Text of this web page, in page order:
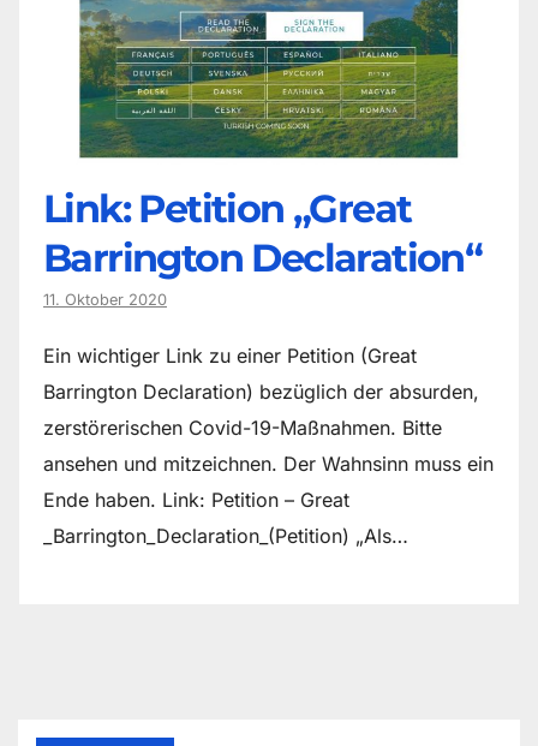
Link: Petition „Great
Barrington Declaration“
11. Oktober 2020
Ein wichtiger Link zu einer Petition (Great
Barrington Declaration) bezüglich der absurden,
zerstörerischen Covid-19-Maßnahmen. Bitte
ansehen und mitzeichnen. Der Wahnsinn muss ein
Ende haben. Link: Petition – Great
_Barrington_Declaration_(Petition) „Als…